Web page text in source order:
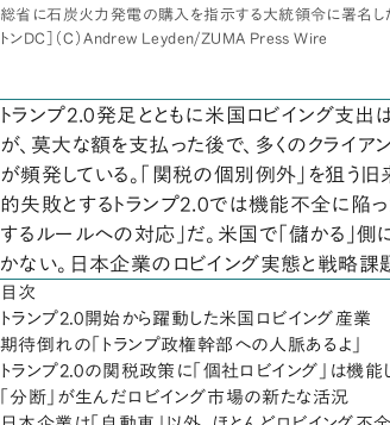
総省に石炭火力発電の購入を指示する大統領令に署名し
トンDC］（C）Andrew Leyden/ZUMA Press Wire
トランプ2.0発足とともに米国ロビイング支出
が、莫大な額を支払った後で、多くのクライア
が頻発している。「関税の個別例外」を狙う
的失敗とするトランプ2.0では機能不全に陥
するルールへの対応」だ。米国で「儲かる」
かない。日本企業のロビイング実態と戦略課
目次
トランプ2.0開始から躍動した米国ロビイング産業
期待倒れの「トランプ政権幹部への人脈あるよ」
トランプ2.0の関税政策に「個社ロビイング」は機能
「分断」が生んだロビイング市場の新たな活況